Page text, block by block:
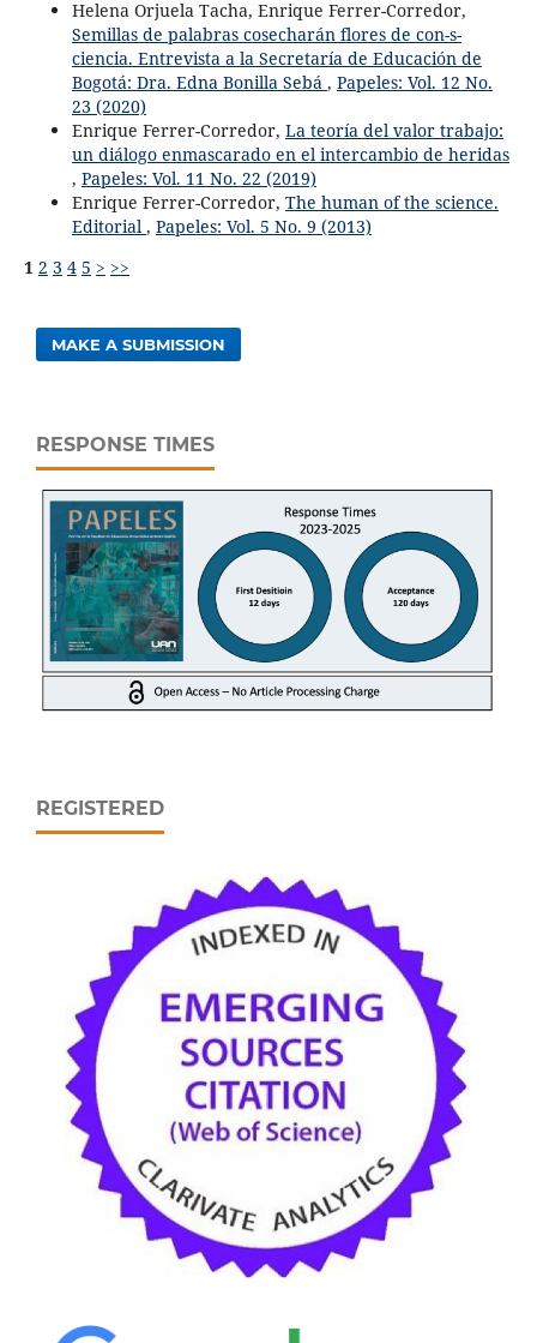
Helena Orjuela Tacha, Enrique Ferrer-Corredor,
Semillas de palabras cosecharán flores de con-s-
ciencia. Entrevista a la Secretaría de Educación de
Bogotá: Dra. Edna Bonilla Sebá , Papeles: Vol. 12 No.
23 (2020)
Enrique Ferrer-Corredor, La teoría del valor trabajo:
un diálogo enmascarado en el intercambio de heridas
, Papeles: Vol. 11 No. 22 (2019)
Enrique Ferrer-Corredor, The human of the science.
Editorial , Papeles: Vol. 5 No. 9 (2013)
1 2 3 4 5 > >>
MAKE A SUBMISSION
RESPONSE TIMES
REGISTERED